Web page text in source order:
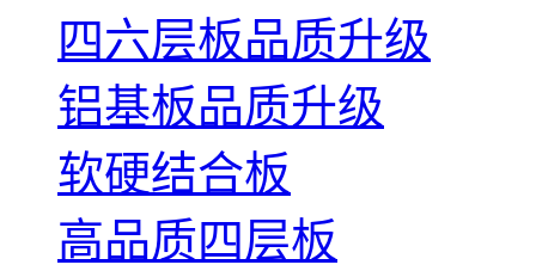
四六层板品质升级
铝基板品质升级
软硬结合板
高品质四层板